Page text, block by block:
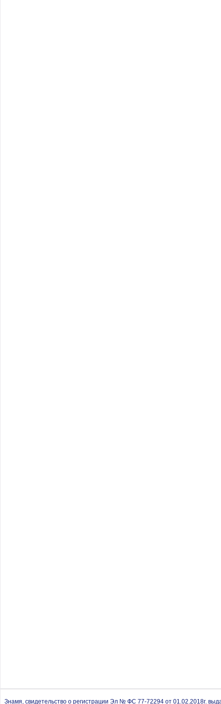
Знамя, свидетельство о регистрации Эл № ФС 77-72294 от 01.02.2018г.